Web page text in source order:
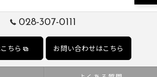
028-307-0111
ちら お問い合わせはこちら